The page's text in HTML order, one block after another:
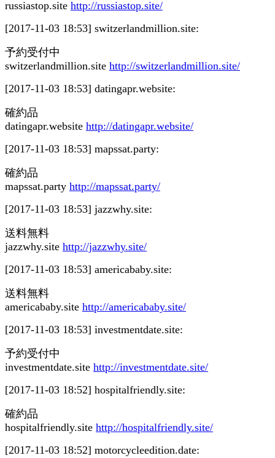
russiastop.site http://russiastop.site/
[2017-11-03 18:53] switzerlandmillion.site:
予約受付中
switzerlandmillion.site http://switzerlandmillion.site/
[2017-11-03 18:53] datingapr.website:
確約品
datingapr.website http://datingapr.website/
[2017-11-03 18:53] mapssat.party:
確約品
mapssat.party http://mapssat.party/
[2017-11-03 18:53] jazzwhy.site:
送料無料
jazzwhy.site http://jazzwhy.site/
[2017-11-03 18:53] americababy.site:
送料無料
americababy.site http://americababy.site/
[2017-11-03 18:53] investmentdate.site:
予約受付中
investmentdate.site http://investmentdate.site/
[2017-11-03 18:52] hospitalfriendly.site:
確約品
hospitalfriendly.site http://hospitalfriendly.site/
[2017-11-03 18:52] motorcycleedition.date: